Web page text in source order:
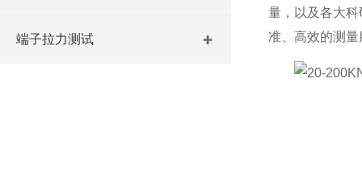
端子拉力测试
量，以及各大
准、高效的测